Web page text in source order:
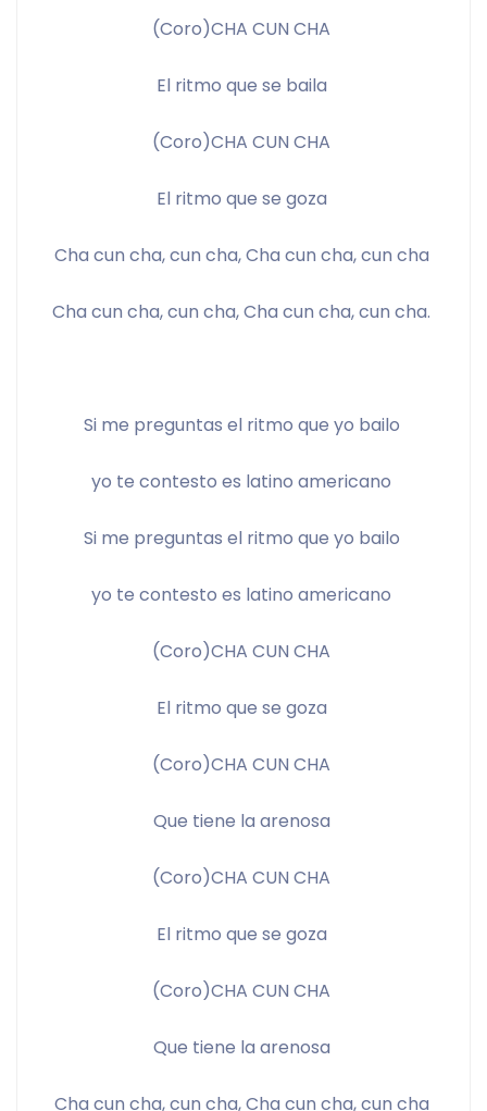
(Coro)CHA CUN CHA
El ritmo que se baila
(Coro)CHA CUN CHA
El ritmo que se goza
Cha cun cha, cun cha, Cha cun cha, cun cha
Cha cun cha, cun cha, Cha cun cha, cun cha.
Si me preguntas el ritmo que yo bailo
yo te contesto es latino americano
Si me preguntas el ritmo que yo bailo
yo te contesto es latino americano
(Coro)CHA CUN CHA
El ritmo que se goza
(Coro)CHA CUN CHA
Que tiene la arenosa
(Coro)CHA CUN CHA
El ritmo que se goza
(Coro)CHA CUN CHA
Que tiene la arenosa
Cha cun cha, cun cha, Cha cun cha, cun cha